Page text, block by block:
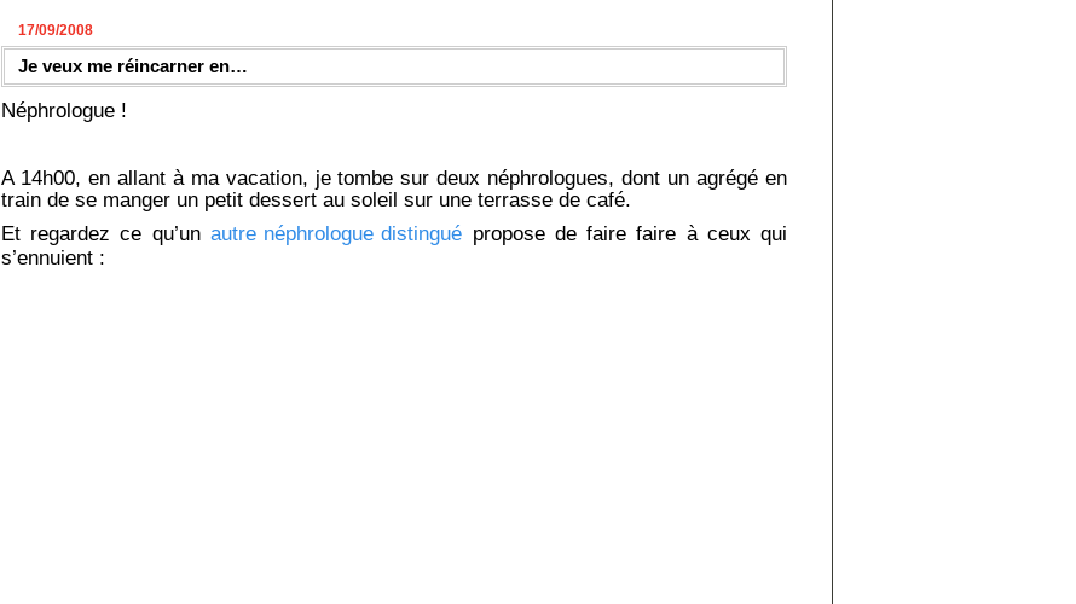
17/09/2008
Je veux me réincarner en…
Néphrologue !
A 14h00, en allant à ma vacation, je tombe sur deux néphrologues, dont un agrégé en
train de se manger un petit dessert au soleil sur une terrasse de café.
Et regardez ce qu’un autre néphrologue distingué propose de faire faire à ceux qui
s’ennuient :